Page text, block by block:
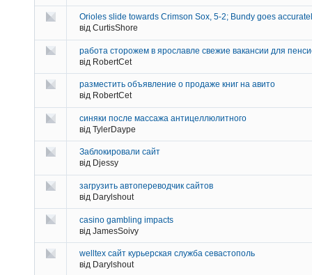
Orioles slide towards Crimson Sox, 5-2; Bundy goes
від CurtisShore
работа сторожем в ярославле свежие вакансии для
від RobertCet
разместить объявление о продаже книг на авито
від RobertCet
синяки после массажа антицеллюлитного
від TylerDaype
Заблокировали сайт
від Djessy
загрузить автопереводчик сайтов
від Darylshout
casino gambling impacts
від JamesSoivy
welltex сайт курьерская служба севастополь
від Darylshout